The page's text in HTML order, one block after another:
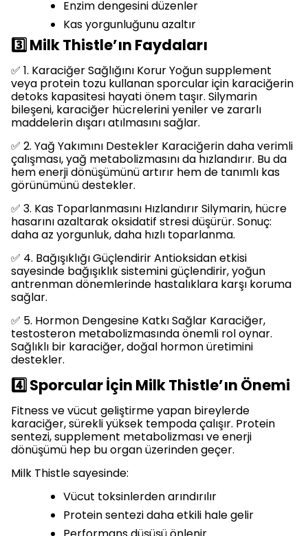
Enzim dengesini düzenler
Kas yorgunluğunu azaltır
3️⃣ Milk Thistle’ın Faydaları
✅ 1. Karaciğer Sağlığını Korur Yoğun supplement
veya protein tozu kullanan sporcular için karaciğerin
detoks kapasitesi hayati önem taşır. Silymarin
bileşeni, karaciğer hücrelerini yeniler ve zararlı
maddelerin dışarı atılmasını sağlar.
✅ 2. Yağ Yakımını Destekler Karaciğerin daha verimli
çalışması, yağ metabolizmasını da hızlandırır. Bu da
hem enerji dönüşümünü artırır hem de tanımlı kas
görünümünü destekler.
✅ 3. Kas Toparlanmasını Hızlandırır Silymarin, hücre
hasarını azaltarak oksidatif stresi düşürür. Sonuç:
daha az yorgunluk, daha hızlı toparlanma.
✅ 4. Bağışıklığı Güçlendirir Antioksidan etkisi
sayesinde bağışıklık sistemini güçlendirir, yoğun
antrenman dönemlerinde hastalıklara karşı koruma
sağlar.
✅ 5. Hormon Dengesine Katkı Sağlar Karaciğer,
testosteron metabolizmasında önemli rol oynar.
Sağlıklı bir karaciğer, doğal hormon üretimini
destekler.
4️⃣ Sporcular İçin Milk Thistle’ın Önemi
Fitness ve vücut geliştirme yapan bireylerde
karaciğer, sürekli yüksek tempoda çalışır. Protein
sentezi, supplement metabolizması ve enerji
dönüşümü hep bu organ üzerinden geçer.
Milk Thistle sayesinde:
Vücut toksinlerden arındırılır
Protein sentezi daha etkili hale gelir